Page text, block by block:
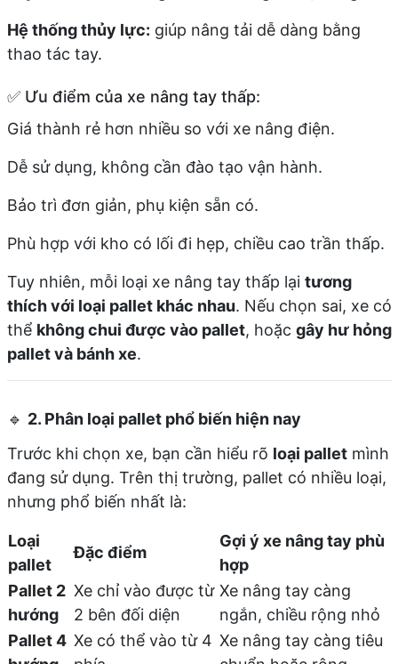
Hệ thống thủy lực: giúp nâng tải dễ dàng bằng
thao tác tay.
✅ Ưu điểm của xe nâng tay thấp:
Giá thành rẻ hơn nhiều so với xe nâng điện.
Dễ sử dụng, không cần đào tạo vận hành.
Bảo trì đơn giản, phụ kiện sẵn có.
Phù hợp với kho có lối đi hẹp, chiều cao trần thấp.
Tuy nhiên, mỗi loại xe nâng tay thấp lại tương
thích với loại pallet khác nhau. Nếu chọn sai, xe có
thể không chui được vào pallet, hoặc gây hư hỏng
pallet và bánh xe.
🔹 2. Phân loại pallet phổ biến hiện nay
Trước khi chọn xe, bạn cần hiểu rõ loại palletmình
đang sử dụng. Trên thị trường, pallet có nhiều loại,
nhưng phổ biến nhất là:
Loại
pallet
Đặc điểm
Gợi ý xe nâng tay phù
hợp
Pallet 2
hướng
Xe chỉ vào được từ
2 bên đối diện
Xe nâng tay càng
ngắn, chiều rộng nhỏ
Pallet 4 Xe có thể vào từ 4 Xe nâng tay càng tiêu